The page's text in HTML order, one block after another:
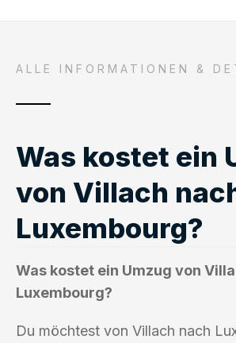
ALLE INFORMATIONEN &
Was kostet ein
von Villach
Luxembourg?
Was kostet ein Umzug von
Luxembourg?
Du möchtest von Villach nach